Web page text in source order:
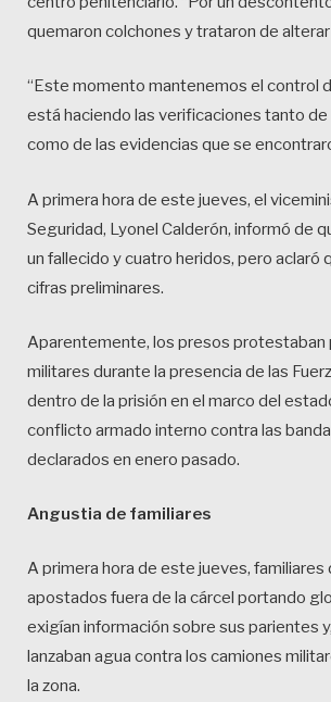
quemaron colchones y trataron de
“Este momento mantenemos el control
está haciendo las verificaciones tanto
como de las evidencias que se
A primera hora de este jueves, el
Seguridad, Lyonel Calderón, informó de
un fallecido y cuatro heridos, pero aclaró
cifras preliminares.
Aparentemente, los presos protestaban
militares durante la presencia de las
dentro de la prisión en el marco del
conflicto armado interno contra las
declarados en enero pasado.
Angustia de familiares
A primera hora de este jueves, familiares
apostados fuera de la cárcel portando
exigían información sobre sus parientes
lanzaban agua contra los camiones
la zona.